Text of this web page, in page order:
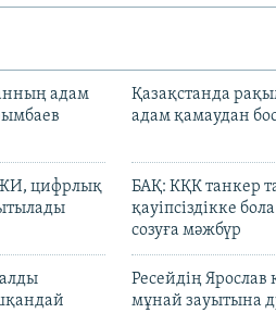
адам
Қазақстанда
адам қамаудан
ЖИ, цифрлық
БАҚ: КҚК танкер
қауіпсіздікке
созуға мәжбүр
Ресейдің Ярослав
мұнай зауытына